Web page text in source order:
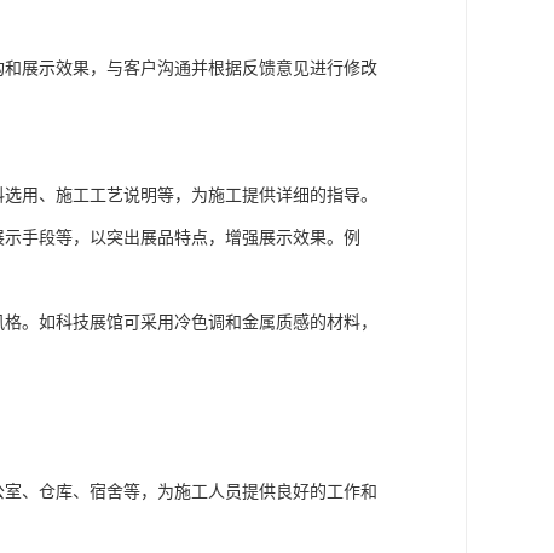
展示效果，与客户沟通并根据反馈意见进行修改
用、施工工艺说明等，为施工提供详细的指导。
手段等，以突出展品特点，增强展示效果。例
。如科技展馆可采用冷色调和金属质感的材料，
、仓库、宿舍等，为施工人员提供良好的工作和